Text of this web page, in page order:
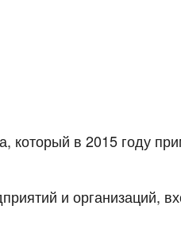
в 2015 году
и организаций,